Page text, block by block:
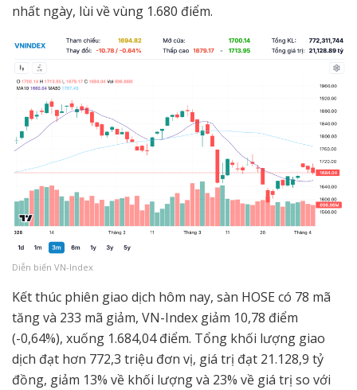
nhất ngày, lùi về vùng 1.680 điểm.
Diễn biến VN-Index
Kết thúc phiên giao dịch hôm nay, sàn HOSE có 78 mã
tăng và 233 mã giảm, VN-Index giảm 10,78 điểm
(-0,64%), xuống 1.684,04 điểm. Tổng khối lượng giao
dịch đạt hơn 772,3 triệu đơn vị, giá trị đạt 21.128,9 tỷ
đồng, giảm 13% về khối lượng và 23% về giá trị so với